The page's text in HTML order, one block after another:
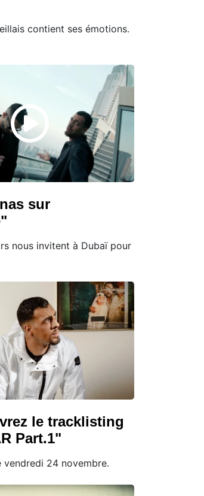
contient ses émotions.
sur
nous invitent à Dubaï pour
le tracklisting
Part.1"
24 novembre.